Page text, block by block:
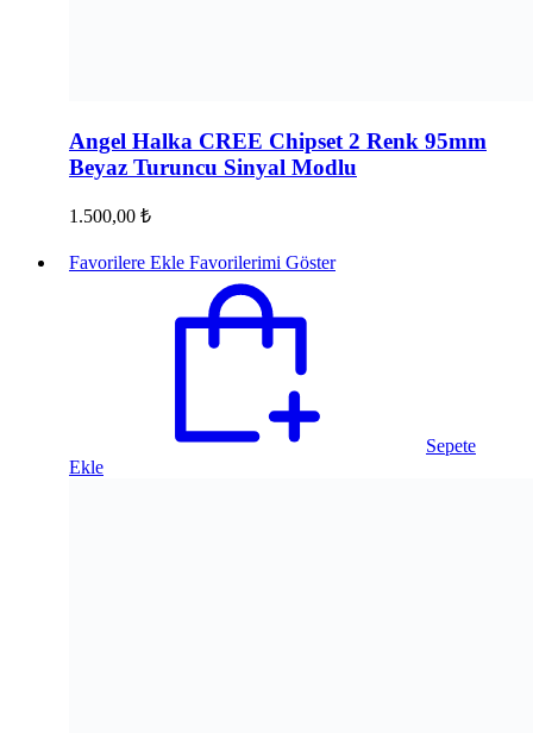
Angel Halka CREE Chipset 2 Renk 95mm
Beyaz Turuncu Sinyal Modlu
1.500,00 ₺
Favorilere Ekle Favorilerimi Göster
Sepete
Ekle